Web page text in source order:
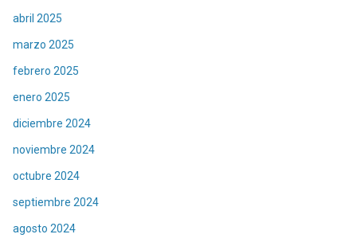
abril 2025
marzo 2025
febrero 2025
enero 2025
diciembre 2024
noviembre 2024
octubre 2024
septiembre 2024
agosto 2024